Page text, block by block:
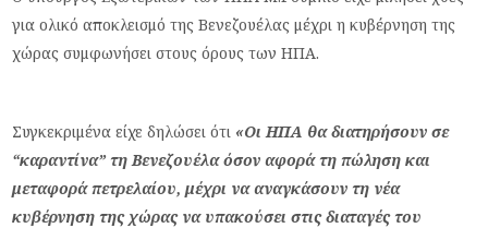
για ολικό αποκλεισμό της Βενεζουέλας μέχρι η κυβέρνηση της
χώρας συμφωνήσει στους όρους των ΗΠΑ.
Συγκεκριμένα είχε δηλώσει ότι «Οι ΗΠΑ θα διατηρήσουν σε
“καραντίνα” τη Βενεζουέλα όσον αφορά τη πώληση και
μεταφορά πετρελαίου, μέχρι να αναγκάσουν τη νέα
κυβέρνηση της χώρας να υπακούσει στις διαταγές του